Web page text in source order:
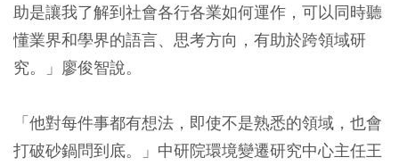
助是讓我了解到社會各行各業如何運作，可以同時聽
懂業界和學界的語言、思考方向，有助於跨領域研
究。」廖俊智說。
「他對每件事都有想法，即使不是熟悉的領域，也會
打破砂鍋問到底。」中研院環境變遷研究中心主任王